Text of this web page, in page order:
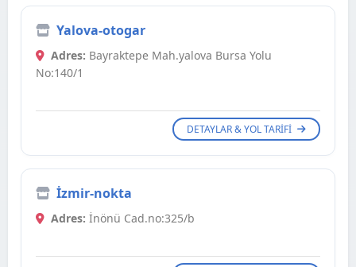
Yalova-otogar
Adres: Bayraktepe Mah.yalova Bursa Yolu
No:140/1
DETAYLAR & YOL TARIFI
İzmir-nokta
Adres: İnönü Cad.no:325/b